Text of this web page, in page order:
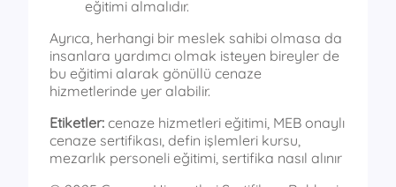
eğitimi almalıdır.
Ayrıca, herhangi bir meslek sahibi olmasa da
insanlara yardımcı olmak isteyen bireyler de
bu eğitimi alarak gönüllü cenaze
hizmetlerinde yer alabilir.
Etiketler: cenaze hizmetleri eğitimi, MEB onaylı
cenaze sertifikası, defin işlemleri kursu,
mezarlık personeli eğitimi, sertifika nasıl alınır